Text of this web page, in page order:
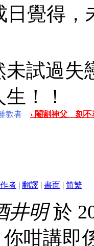
日覺得，
未試過失
！！
教者
› 閹割神父 刻不
者 | 翻譯 | 書面 | 简繁
井明於
咁講即